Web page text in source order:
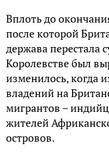
Вплоть до
после которой
держава перестала
Королевстве был
изменилось, когда
владений на
мигрантов –
жителей
островов.